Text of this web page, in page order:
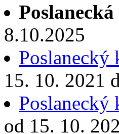
8.10.2025
Poslanecký
15. 10. 2021
Poslanecký
od 15. 10.